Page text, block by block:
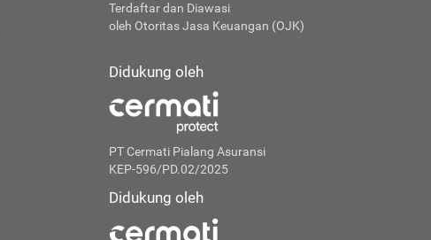
Terdaftar dan Diawasi
oleh Otoritas Jasa Keuangan (OJK)
Didukung oleh
PT Cermati Pialang Asuransi
KEP-596/PD.02/2025
Didukung oleh